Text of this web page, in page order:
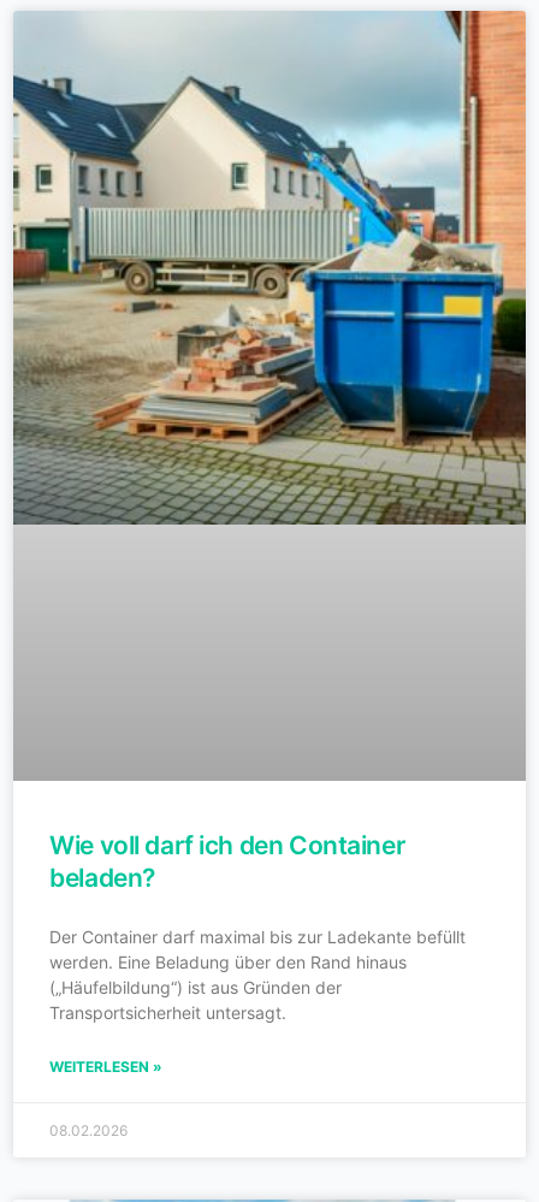
Wie voll darf ich den Container
beladen?
Der Container darf maximal bis zur Ladekante befüllt
werden. Eine Beladung über den Rand hinaus
(„Häufelbildung“) ist aus Gründen der
Transportsicherheit untersagt.
WEITERLESEN »
08.02.2026